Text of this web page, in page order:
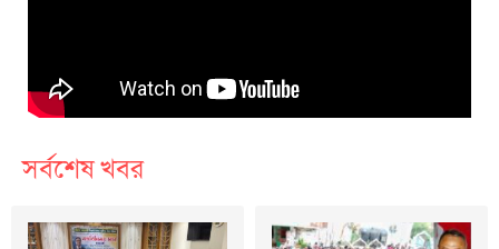
সর্বশেষ খবর